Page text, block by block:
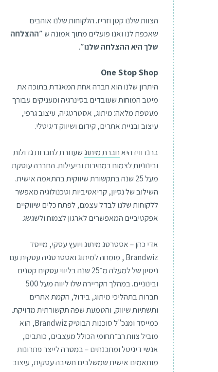
הצוות שלנו קטן וזריז. הלקוחות שלנו אוהבים
שאכפת לנו ואנו פועלים מתוך אמונה ש ״ההצלחה
שלך היא ההצלחה שלנו״.
One Stop Shop
היתרון שלנו הוא חברה אחת המאגדת בתוכה את
מיטב המוחות שעובדים בסינרגיה ומעניקים עבורך
מעטפת מלאה: מיתוג, אסטרטגיה, עיצוב גרפי,
עיצוב ובניית אתרים, קידום ושיווק דיגיטלי.
ברנדוויז היאחברת מיתוגשעוזרת לחברות גדולות
ובינוניות לצמוח במהירות וביעילות. החברה עוסקת
מעל 25 שנה בתקשורת שיווקית בהתאמה אישית.
השילוב של נסיון, קריאטיביות וטכנולוגיה מאפשר
ללקוחות שלנו לבדל עצמם, לפתח כלים שיווקיים
אפקטיביים המאפשרים לארגון לצמוח ולשגשג.
אדי כהן – אסטרטג מיתוג ויועץ עסקי, מייסד
Brandwiz , מומחה למיתוג ואסטרטגיה עסקית עם
ניסיון של למעלה מ־25 שנה בליווי עסקים קטנים
ובינוניים. במהלך הקריירה שלו ליווה מעל 500
חברות בתהליכי מיתוג, בידול, הקמת אתרים
ותשתיות שיווק, והטמעת שפה תקשורתית מדויקת.
כמייסד ומנכ"ל סוכנות הבוטיק Brandwiz, הוא
מוביל צוות רב־תחומי הכולל מעצבים, כותבים,
אנשי דיגיטל ומתכנתים – במטרה לייצר פתרונות
מותאמים אישית שמשלבים חשיבה עסקית, עיצוב